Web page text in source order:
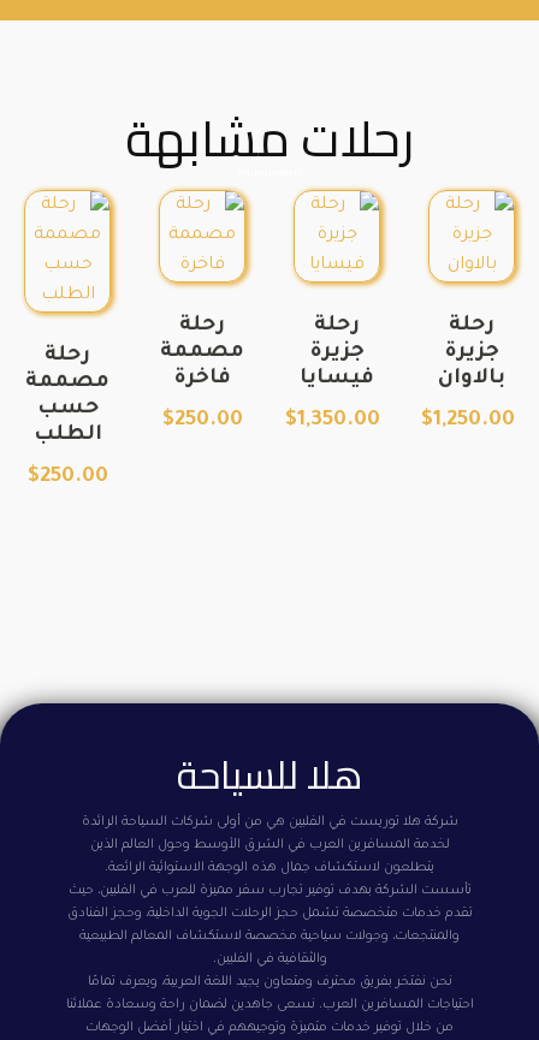
رحلات مشابهة
رحلة
جزيرة
بالاوان
$1,250.00
رحلة
جزيرة
فيسايا
$1,350.00
رحلة
مصممة
فاخرة
$250.00
رحلة
مصممة
حسب
الطلب
$250.00
هلا للسياحة
شركة هلا توريست في الفلبين هي من أولى شركات السياحة الرائدة
لخدمة المسافرين العرب في الشرق الأوسط وحول العالم الذين
يتطلعون لاستكشاف جمال هذه الوجهة الاستوائية الرائعة.
تأسست الشركة بهدف توفير تجارب سفر مميزة للعرب في الفلبين، حيث
تقدم خدمات متخصصة تشمل حجز الرحلات الجوية الداخلية، وحجز الفنادق
والمنتجعات، وجولات سياحية مخصصة لاستكشاف المعالم الطبيعية
والثقافية في الفلبين.
نحن نفتخر بفريق محترف ومتعاون يجيد اللغة العربية، ويعرف تمامًا
احتياجات المسافرين العرب. نسعى جاهدين لضمان راحة وسعادة عملائنا
من خلال توفير خدمات متميزة وتوجيههم في اختيار أفضل الوجهات